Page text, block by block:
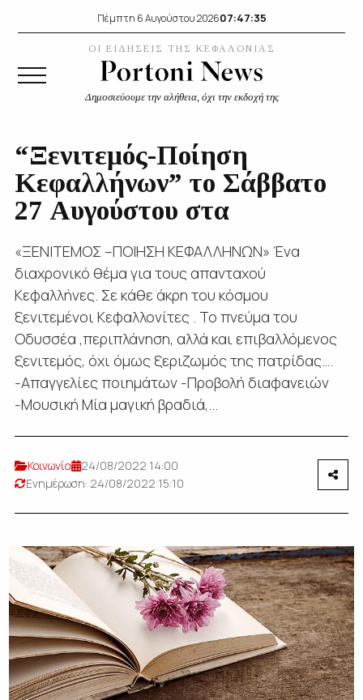
Πέμπτη 6 Αυγούστου 202607:47:35
ΟΙ ΕΙΔΗΣΕΙΣ ΤΗΣ ΚΕΦΑΛΟΝΙΑΣ
Δημοσιεύουμε την αλήθεια, όχι την εκδοχή της
“Ξενιτεμός-Ποίηση
Κεφαλλήνων” το Σάββατο
27 Αυγούστου στα
«ΞΕΝΙΤΕΜΟΣ –ΠΟΙΗΣΗ ΚΕΦΑΛΛΗΝΩΝ» Ένα
διαχρονικό θέμα για τους απανταχού
Κεφαλλήνες. Σε κάθε άκρη του κόσμου
ξενιτεμένοι Κεφαλλονίτες . Το πνεύμα του
Οδυσσέα ,περιπλάνηση, αλλά και επιβαλλόμενος
ξενιτεμός, όχι όμως ξεριζωμός της πατρίδας….
-Απαγγελίες ποιημάτων -Προβολή διαφανειών
-Μουσική Μία μαγική βραδιά,...
Κοινωνία
24/08/2022 14:00
Ενημέρωση: 24/08/2022 15:10